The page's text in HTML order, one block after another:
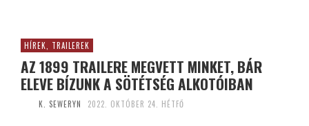
HÍREK, TRAILEREK
AZ 1899 TRAILERE MEGVETT MINKET, BÁR
ELEVE BÍZUNK A SÖTÉTSÉG ALKOTÓIBAN
K. SEWERYN 2022. OKTÓBER 24. HÉTFŐ